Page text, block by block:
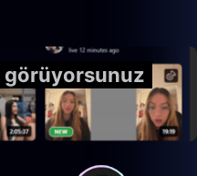
görüyorsunuz